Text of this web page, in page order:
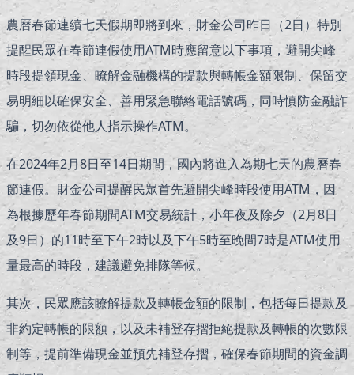
農曆春節連續七天假期即將到來，財金公司昨日（2日）特別
提醒民眾在春節連假使用ATM時應留意以下事項，避開尖峰
時段提領現金、瞭解金融機構的提款與轉帳金額限制、保留交
易明細以確保安全、善用緊急聯絡電話號碼，同時慎防金融詐
騙，切勿依從他人指示操作ATM。
在2024年2月8日至14日期間，國內將進入為期七天的農曆春
節連假。財金公司提醒民眾首先避開尖峰時段使用ATM，因
為根據歷年春節期間ATM交易統計，小年夜及除夕（2月8日
及9日）的11時至下午2時以及下午5時至晚間7時是ATM使用
量最高的時段，建議避免排隊等候。
其次，民眾應該瞭解提款及轉帳金額的限制，包括每日提款及
非約定轉帳的限額，以及未補登存摺拒絕提款及轉帳的次數限
制等，提前準備現金並預先補登存摺，確保春節期間的資金調